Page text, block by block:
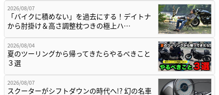
2026/08/07
「バイクに積めない」を過去にする！デイトナ
から肘掛け＆高さ調整枕つきの極上ハ…
2026/08/04
夏のツーリングから帰ってきたらやるべきこと
３選
2026/08/07
スクーターがシフトダウンの時代へ!? 幻の名車